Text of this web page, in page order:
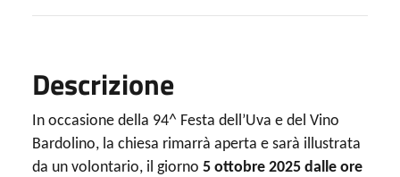
Descrizione
In occasione della 94^ Festa dell’Uva e del Vino
Bardolino, la chiesa rimarrà aperta e sarà illustrata
da un volontario, il giorno 5 ottobre 2025 dalle ore